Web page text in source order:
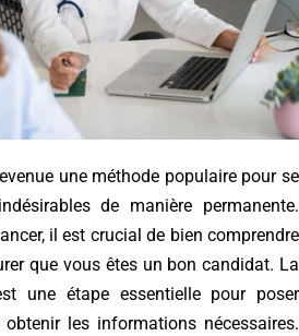
une méthode populaire pour se
de manière permanente.
il est crucial de bien comprendre
que vous êtes un bon candidat. La
une étape essentielle pour poser
les informations nécessaires.